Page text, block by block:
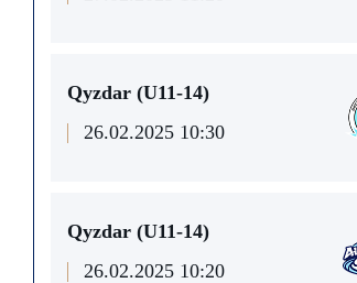
Qyzdar (U11-14)
26.02.2025 10:30
Qyzdar (U11-14)
26.02.2025 10:20